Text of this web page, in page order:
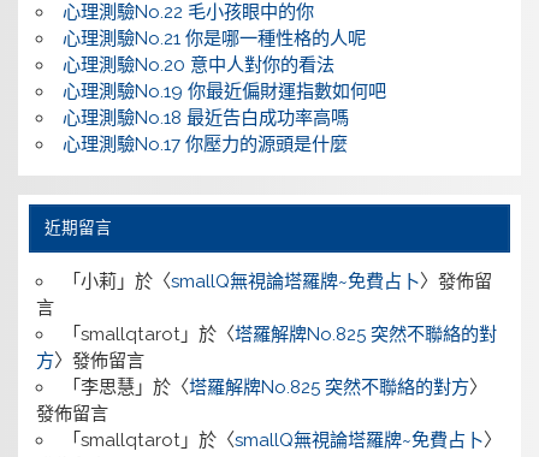
心理測驗No.22 毛小孩眼中的你
心理測驗No.21 你是哪一種性格的人呢
心理測驗No.20 意中人對你的看法
心理測驗No.19 你最近偏財運指數如何吧
心理測驗No.18 最近告白成功率高嗎
心理測驗No.17 你壓力的源頭是什麼
近期留言
「 小莉 」於〈smallQ無視論塔羅牌~免費占卜〉發佈留
言
「 smallqtarot」於〈塔羅解牌No.825 突然不聯絡的對
方〉發佈留言
「 李思慧」於〈塔羅解牌No.825 突然不聯絡的對方〉
發佈留言
「 smallqtarot」於〈smallQ無視論塔羅牌~免費占卜〉